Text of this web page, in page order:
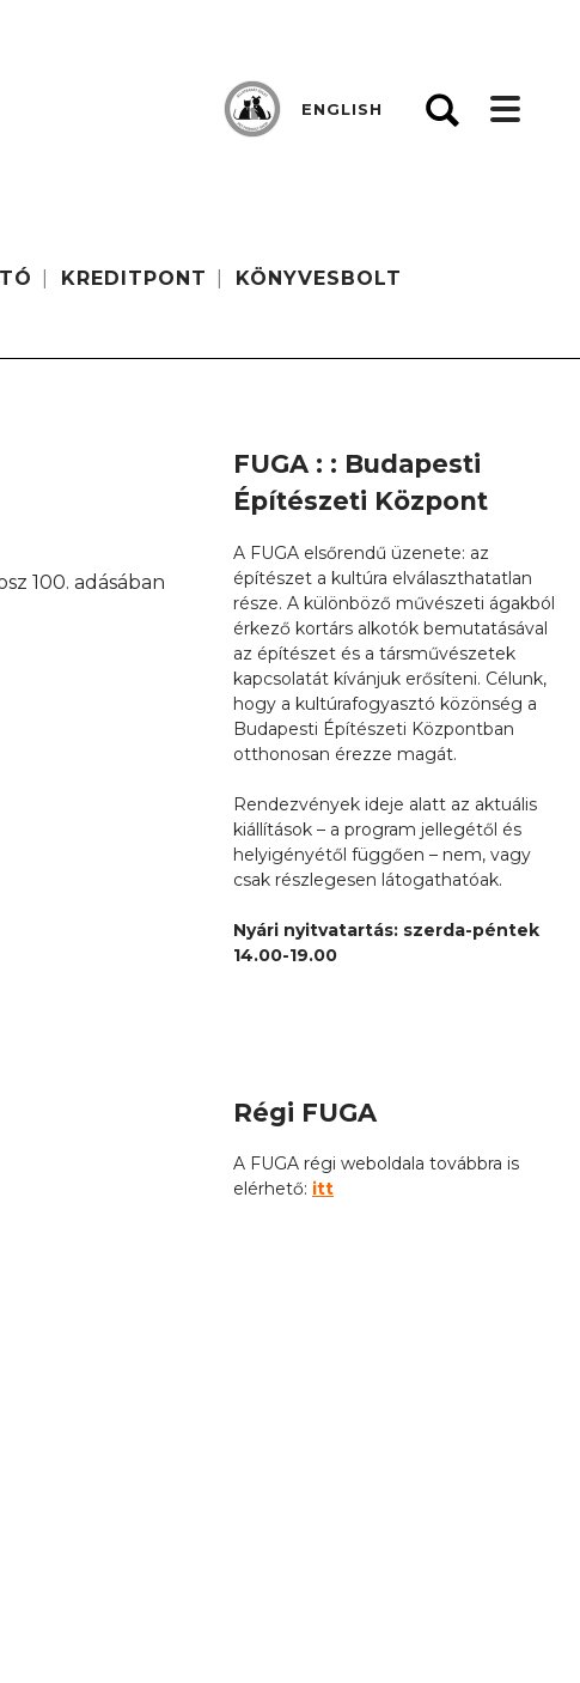
KREDITPONT KÖNYVESBOLT
ENGLISH
100. adásában
FUGA : : Budapesti
Építészeti Központ
A FUGA elsőrendű üzenete: az
építészet a kultúra elválaszthatatlan
része. A különböző művészeti ágakból
érkező kortárs alkotók bemutatásával
az építészet és a társművészetek
kapcsolatát kívánjuk erősíteni. Célunk,
hogy a kultúrafogyasztó közönség a
Budapesti Építészeti Központban
otthonosan érezze magát.
Rendezvények ideje alatt az aktuális
kiállítások – a program jellegétől és
helyigényétől függően – nem, vagy
csak részlegesen látogathatóak.
Nyári nyitvatartás: szerda-péntek
14.00-19.00
Régi FUGA
A FUGA régi weboldala továbbra is
elérhető: itt